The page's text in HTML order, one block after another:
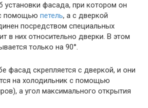
установки фасада, при котором он
помощью петель, а с дверкой
посредством специальных
в них относительно дверки. В этом
только на 90°.
фасад скрепляется с дверкой, и они
на холодильник с помощью
а угол максимального открытия